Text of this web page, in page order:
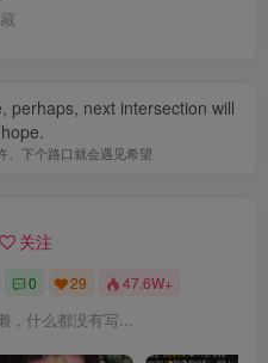
perhaps, next intersection will
、下个路口就会遇见希望
关注
0 29 47.6W+
，什么都没有写...